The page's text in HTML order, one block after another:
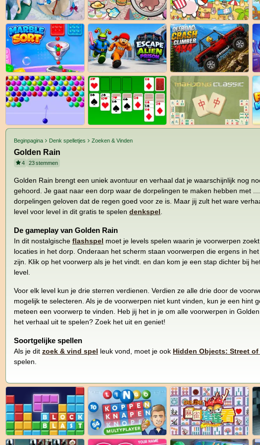
Beginpagina Denk spelletjes Zoeken & Vinden
Golden Rain
4 23stemmen
Golden Rain brengt een uniek avontuur en verhaal dat je waarschijnlijk nog
gehoord. Je gaat naar een dorp waar de dorpelingen te maken hebben met
dorpelingen geloven dat de regen goed voor ze is. Maar jij zult het ware
level voor level in dit gratis te spelen denkspel
De gameplay van Golden Rain
In dit nostalgische flashspel moet je levels spelen waarin je voorwerpen
locaties in het dorp. Onderaan het scherm staan voorwerpen die ergens in
zijn. Klik op het voorwerp als je het vindt. en dan kom je een stap dichter bij
level.
Voor elk level kun je drie sterren verdienen. Verdien ze alle drie door de
mogelijk te selecteren. Als je de voorwerpen niet kunt vinden, kun je een hint
meteen een voorwerp te vinden. Heb jij het in je om alle voorwerpen in
het verhaal uit te spelen? Zoek het uit en geniet!
Soortgelijke spellen
Als je dit zoek & vind spel leuk vond, moet je ook Hidden Objects: Street of
spelen.